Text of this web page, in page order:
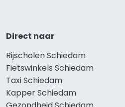
Direct naar
Rijscholen Schiedam
Fietswinkels Schiedam
Taxi Schiedam
Kapper Schiedam